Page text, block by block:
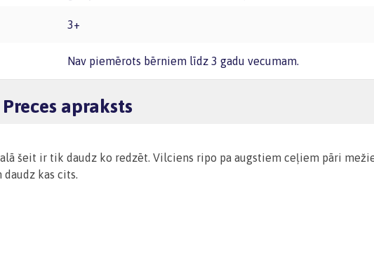
3+
Nav piemērots bērniem līdz 3 gadu vecumam.
Preces apraksts
šeit ir tik daudz ko redzēt. Vilciens ripo pa augstiem ceļiem pāri
kas cits.